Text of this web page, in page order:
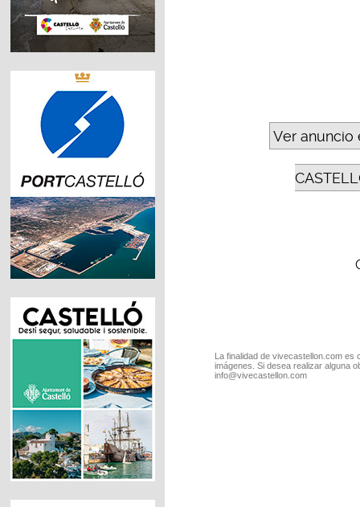
Ver anuncio
La finalidad de vivecastellon.com
imágenes. Si desea realizar alguna
info@vivecastellon.com